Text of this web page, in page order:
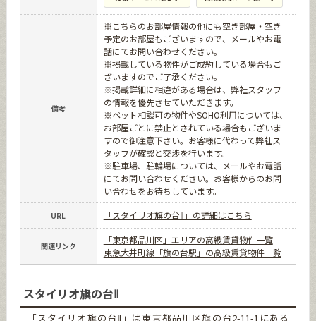
備考
※こちらのお部屋情報の他にも空き部屋・空き
予定のお部屋もございますので、メールやお電
話にてお問い合わせください。
※掲載している物件がご成約している場合もご
ざいますのでご了承ください。
※掲載詳細に相違がある場合は、弊社スタッフ
の情報を優先させていただきます。
※ペット相談可の物件やSOHO利用については、
お部屋ごとに禁止とされている場合もございま
すので御注意下さい。お客様に代わって弊社ス
タッフが確認と交渉を行います。
※駐車場、駐輪場については、メールやお電話
にてお問い合わせください。お客様からのお問
い合わせをお待ちしています。
URL 「スタイリオ旗の台Ⅱ」の詳細はこちら
関連リンク
「東京都品川区」エリアの高級賃貸物件一覧
東急大井町線「旗の台駅」の高級賃貸物件一覧
スタイリオ旗の台Ⅱ
「スタイリオ旗の台Ⅱ」は東京都品川区旗の台2-11-1にある